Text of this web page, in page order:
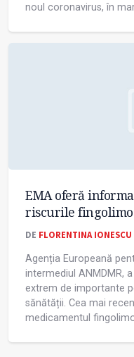
noul coronavirus, în
EMA oferă
riscurile
DE FLORENTINA IONESCU
Agenția Europeană
intermediul ANMDMR,
extrem de importante
sănătății. Cea mai
medicamentul